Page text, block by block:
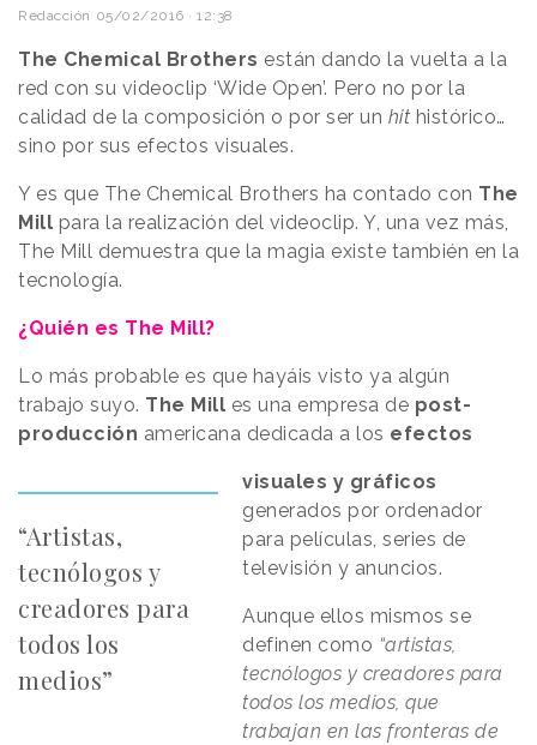
Redacción 05/02/2016 · 12:38
The Chemical Brothers están dando la vuelta a la
red con su videoclip ‘Wide Open’. Pero no por la
calidad de la composición o por ser un hit histórico…
sino por sus efectos visuales.
Y es que The Chemical Brothers ha contado con The
Mill para la realización del videoclip. Y, una vez más,
The Mill demuestra que la magia existe también en la
tecnología.
¿Quién es The Mill?
Lo más probable es que hayáis visto ya algún
trabajo suyo. The Mill es una empresa de post-
producción americana dedicada a los efectos
“Artistas,
tecnólogos y
creadores para
todos los
medios”
visuales y gráficos
generados por ordenador
para películas, series de
televisión y anuncios.
Aunque ellos mismos se
definen como “artistas,
tecnólogos y creadores para
todos los medios, que
trabajan en las fronteras de